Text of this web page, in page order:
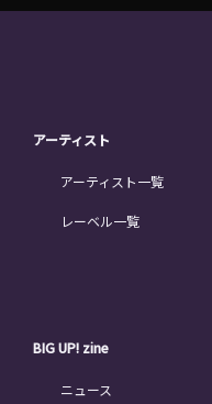
アーティスト
アーティスト一覧
レーベル一覧
BIG UP! zine
ニュース